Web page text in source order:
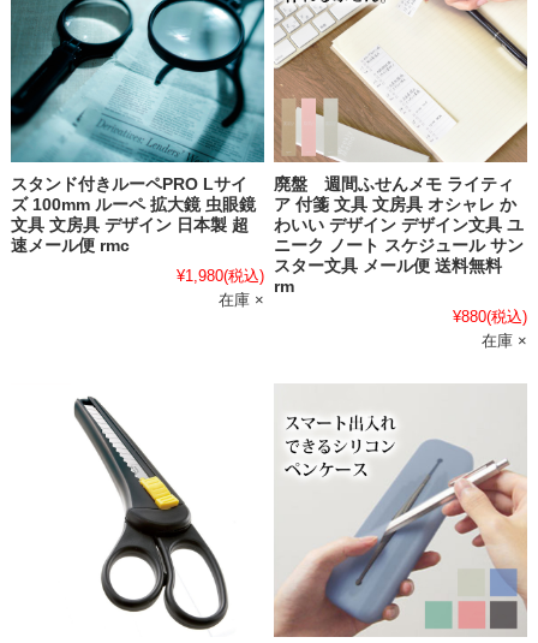
スタンド付きルーペPRO Lサイ
ズ 100mm ルーペ 拡大鏡 虫眼鏡
文具 文房具 デザイン 日本製 超
速メール便 rmc
¥1,980(税込)
在庫 ×
廃盤 週間ふせんメモ ライティ
ア 付箋 文具 文房具 オシャレ か
わいい デザイン デザイン文具 ユ
ニーク ノート スケジュール サン
スター文具 メール便 送料無料
rm
¥880(税込)
在庫 ×